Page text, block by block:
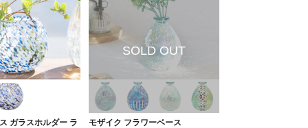
ガラスホルダー ラ
モザイク フラワーベース